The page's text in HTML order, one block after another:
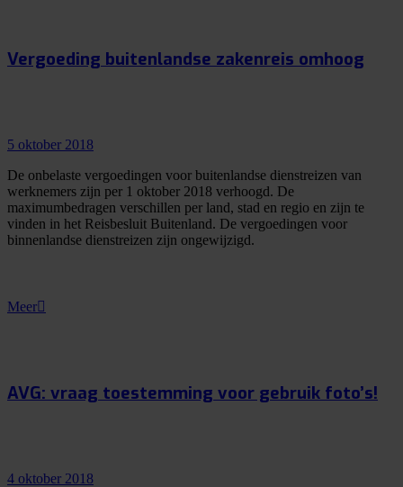
Vergoeding buitenlandse zakenreis omhoog
5 oktober 2018
De onbelaste vergoedingen voor buitenlandse dienstreizen van
werknemers zijn per 1 oktober 2018 verhoogd. De
maximumbedragen verschillen per land, stad en regio en zijn te
vinden in het Reisbesluit Buitenland. De vergoedingen voor
binnenlandse dienstreizen zijn ongewijzigd.
Meer
AVG: vraag toestemming voor gebruik foto’s!
4 oktober 2018